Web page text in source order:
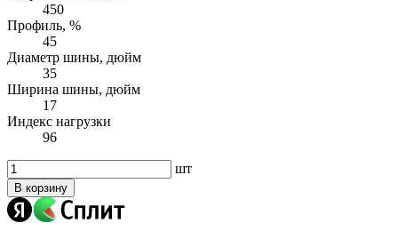
450
Профиль, %
45
Диаметр шины, дюйм
35
Ширина шины, дюйм
17
Индекс нагрузки
96
шт
В корзину